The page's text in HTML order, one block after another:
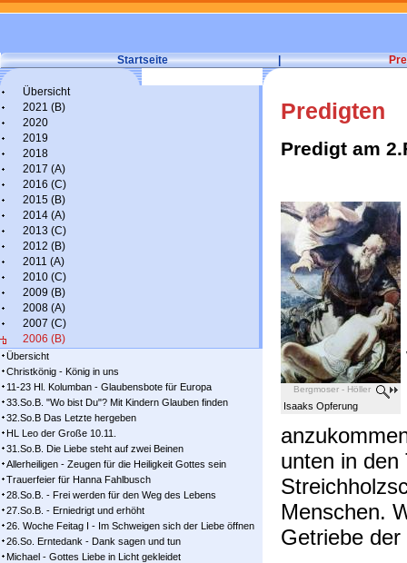
Startseite |
Übersicht
2021 (B)
2020
2019
2018
2017 (A)
2016 (C)
2015 (B)
2014 (A)
2013 (C)
2012 (B)
2011 (A)
2010 (C)
2009 (B)
2008 (A)
2007 (C)
2006 (B)
Übersicht
Christkönig - König in uns
11-23 Hl. Kolumban - Glaubensbote für Europa
33.So.B. "Wo bist Du"? Mit Kindern Glauben finden
32.So.B Das Letzte hergeben
HL Leo der Große 10.11.
31.So.B. Die Liebe steht auf zwei Beinen
Allerheiligen - Zeugen für die Heiligkeit Gottes sein
Trauerfeier für Hanna Fahlbusch
28.So.B. - Frei werden für den Weg des Lebens
27.So.B. - Erniedrigt und erhöht
26. Woche Feitag I - Im Schweigen sich der Liebe öffnen
26.So. Erntedank - Dank sagen und tun
Michael - Gottes Liebe in Licht gekleidet
Predigten
Predigt am
Bergmoser - Höller
Isaaks Opferung
unten in den
Menschen.
Getriebe